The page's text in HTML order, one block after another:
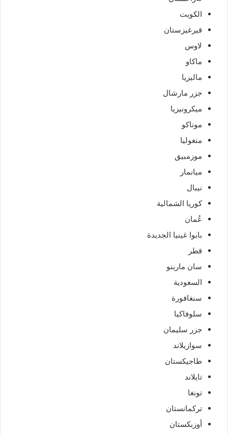
الكويت
قيرغيزستان
لاوس
ماكاو
ماليزيا
جزر مارشال
ميكرونيزيا
موناكو
منغوليا
موزمبيق
ميانمار
نيبال
كوريا الشمالية
عُمان
بابوا غينيا الجديدة
قطر
سان مارينو
السعودية
سنغافورة
سلوفاكيا
جزر سليمان
سوازيلاند
طاجيكستان
تايلاند
تونغا
تركمانستان
أوزبكستان